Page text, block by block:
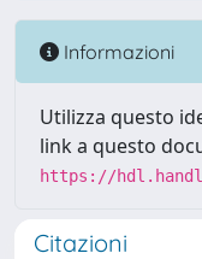
Informazioni
Utilizza questo
link a questo
https://
Citazioni